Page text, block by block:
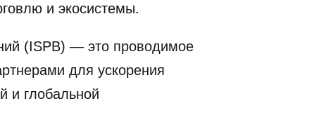
и экосистемы.
(ISPB) — это проводимое
для ускорения
и глобальной